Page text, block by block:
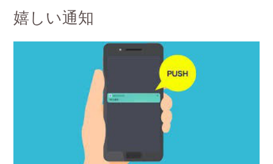
嬉しい通知